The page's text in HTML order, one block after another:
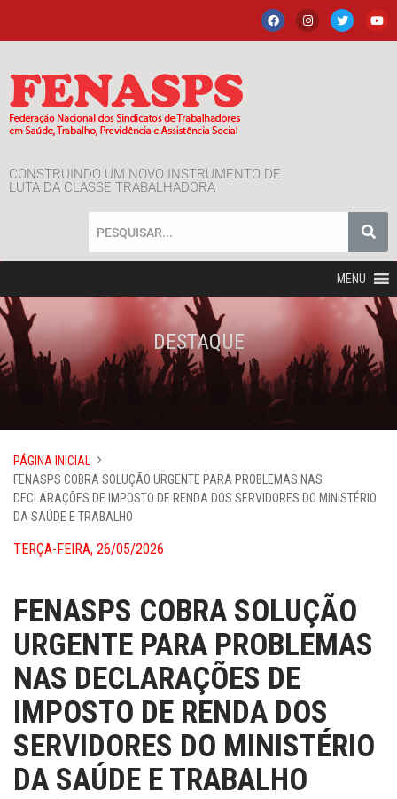
CONSTRUINDO UM NOVO INSTRUMENTO DE
LUTA DA CLASSE TRABALHADORA
MENU
DESTAQUE
PÁGINA INICIAL
FENASPS COBRA SOLUÇÃO URGENTE PARA PROBLEMAS NAS
DECLARAÇÕES DE IMPOSTO DE RENDA DOS SERVIDORES DO MINISTÉRIO
DA SAÚDE E TRABALHO
TERÇA-FEIRA, 26/05/2026
FENASPS COBRA SOLUÇÃO
URGENTE PARA PROBLEMAS
NAS DECLARAÇÕES DE
IMPOSTO DE RENDA DOS
SERVIDORES DO MINISTÉRIO
DA SAÚDE E TRABALHO